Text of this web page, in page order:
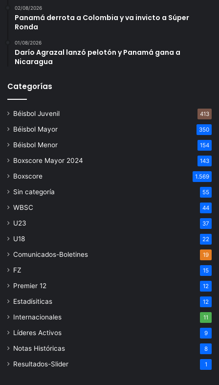
02/08/2026
Panamá derrota a Colombia y va invicto a Súper
Ronda
01/08/2026
Darío Agrazal lanzó pelotón y Panamá gana a
Nicaragua
Categorías
Béisbol Juvenil 413
Béisbol Mayor 350
Béisbol Menor 154
Boxscore Mayor 2024 143
Boxscore 1.569
Sin categoría 55
WBSC 44
U23 37
U18 22
Comunicados-Boletines 19
FZ 15
Premier 12 12
Estadísiticas 12
Internacionales 11
Líderes Activos 9
Notas Históricas 8
Resultados-Slider 1